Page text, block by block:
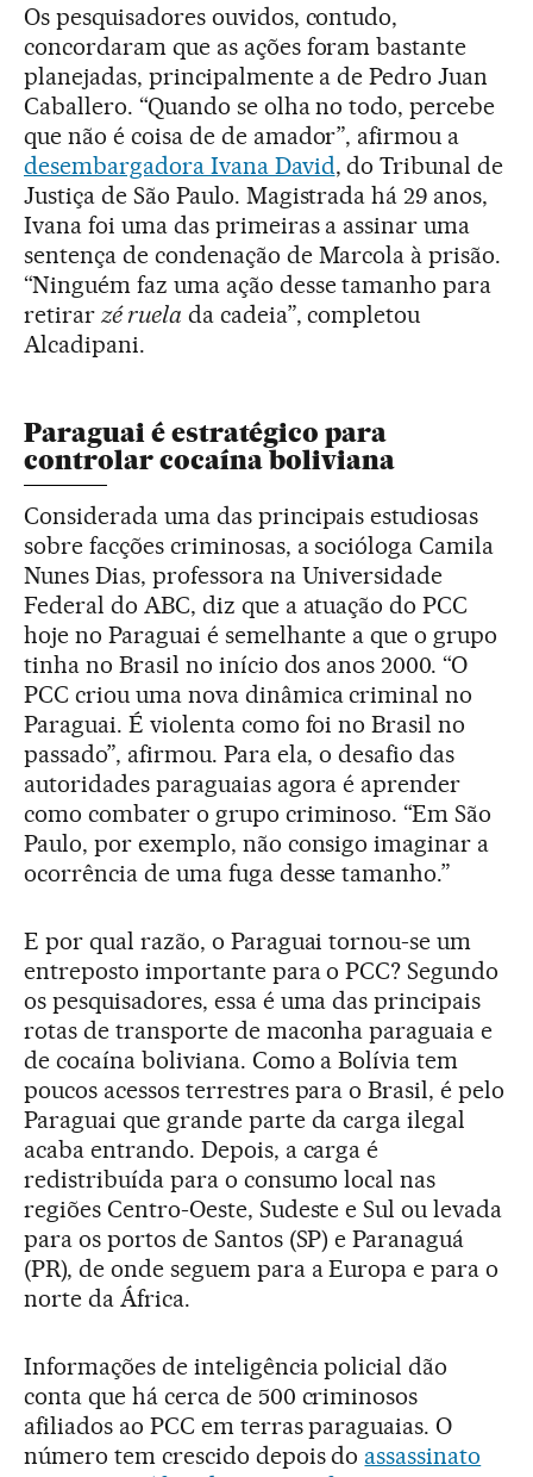
Os pesquisadores ouvidos, contudo,
concordaram que as ações foram bastante
planejadas, principalmente a de Pedro Juan
Caballero. “Quando se olha no todo, percebe
que não é coisa de de amador”, afirmou a
desembargadora Ivana David, do Tribunal de
Justiça de São Paulo. Magistrada há 29 anos,
Ivana foi uma das primeiras a assinar uma
sentença de condenação de Marcola à prisão.
“Ninguém faz uma ação desse tamanho para
retirar zé ruela da cadeia”, completou
Alcadipani.
Paraguai é estratégico para
controlar cocaína boliviana
Considerada uma das principais estudiosas
sobre facções criminosas, a socióloga Camila
Nunes Dias, professora na Universidade
Federal do ABC, diz que a atuação do PCC
hoje no Paraguai é semelhante a que o grupo
tinha no Brasil no início dos anos 2000. “O
PCC criou uma nova dinâmica criminal no
Paraguai. É violenta como foi no Brasil no
passado”, afirmou. Para ela, o desafio das
autoridades paraguaias agora é aprender
como combater o grupo criminoso. “Em São
Paulo, por exemplo, não consigo imaginar a
ocorrência de uma fuga desse tamanho.”
E por qual razão, o Paraguai tornou-se um
entreposto importante para o PCC? Segundo
os pesquisadores, essa é uma das principais
rotas de transporte de maconha paraguaia e
de cocaína boliviana. Como a Bolívia tem
poucos acessos terrestres para o Brasil, é pelo
Paraguai que grande parte da carga ilegal
acaba entrando. Depois, a carga é
redistribuída para o consumo local nas
regiões Centro-Oeste, Sudeste e Sul ou levada
para os portos de Santos (SP) e Paranaguá
(PR), de onde seguem para a Europa e para o
norte da África.
Informações de inteligência policial dão
conta que há cerca de 500 criminosos
afiliados ao PCC em terras paraguaias. O
número tem crescido depois do assassinato